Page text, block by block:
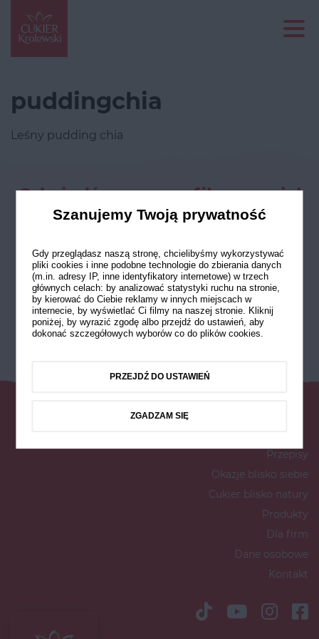
puddingchia
Leśny pudding chia
Odwiedź nasze profile w social
mediach
Przepisy
Okazje blisko siebie
Cukier blisko natury
Produkty
Dla firm
Dane osobowe
Kontakt
Szanujemy Twoją prywatność
Gdy przeglądasz naszą stronę, chcielibyśmy wykorzystywać
pliki cookies i inne podobne technologie do zbierania danych
(m.in. adresy IP, inne identyfikatory internetowe) w trzech
głównych celach: by analizować statystyki ruchu na stronie,
by kierować do Ciebie reklamy w innych miejscach w
internecie, by wyświetlać Ci filmy na naszej stronie. Kliknij
poniżej, by wyrazić zgodę albo przejdź do ustawień, aby
dokonać szczegółowych wyborów co do plików cookies.
PRZEJDŹ DO USTAWIEŃ
ZGADZAM SIĘ